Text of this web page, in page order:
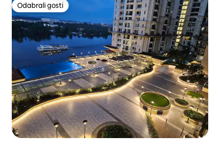
Odabrali gosti
Odabrali gosti